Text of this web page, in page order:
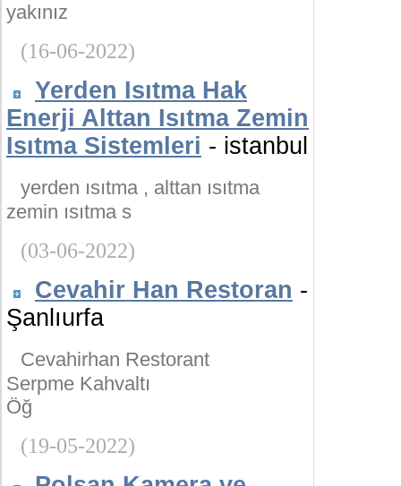
yakınız
(16-06-2022)
Yerden Isıtma Hak
Enerji Alttan Isıtma Zemin
Isıtma Sistemleri - istanbul
yerden ısıtma , alttan ısıtma
zemin ısıtma s
(03-06-2022)
Cevahir Han Restoran -
Şanlıurfa
Cevahirhan Restorant
Serpme Kahvaltı
Öğ
(19-05-2022)